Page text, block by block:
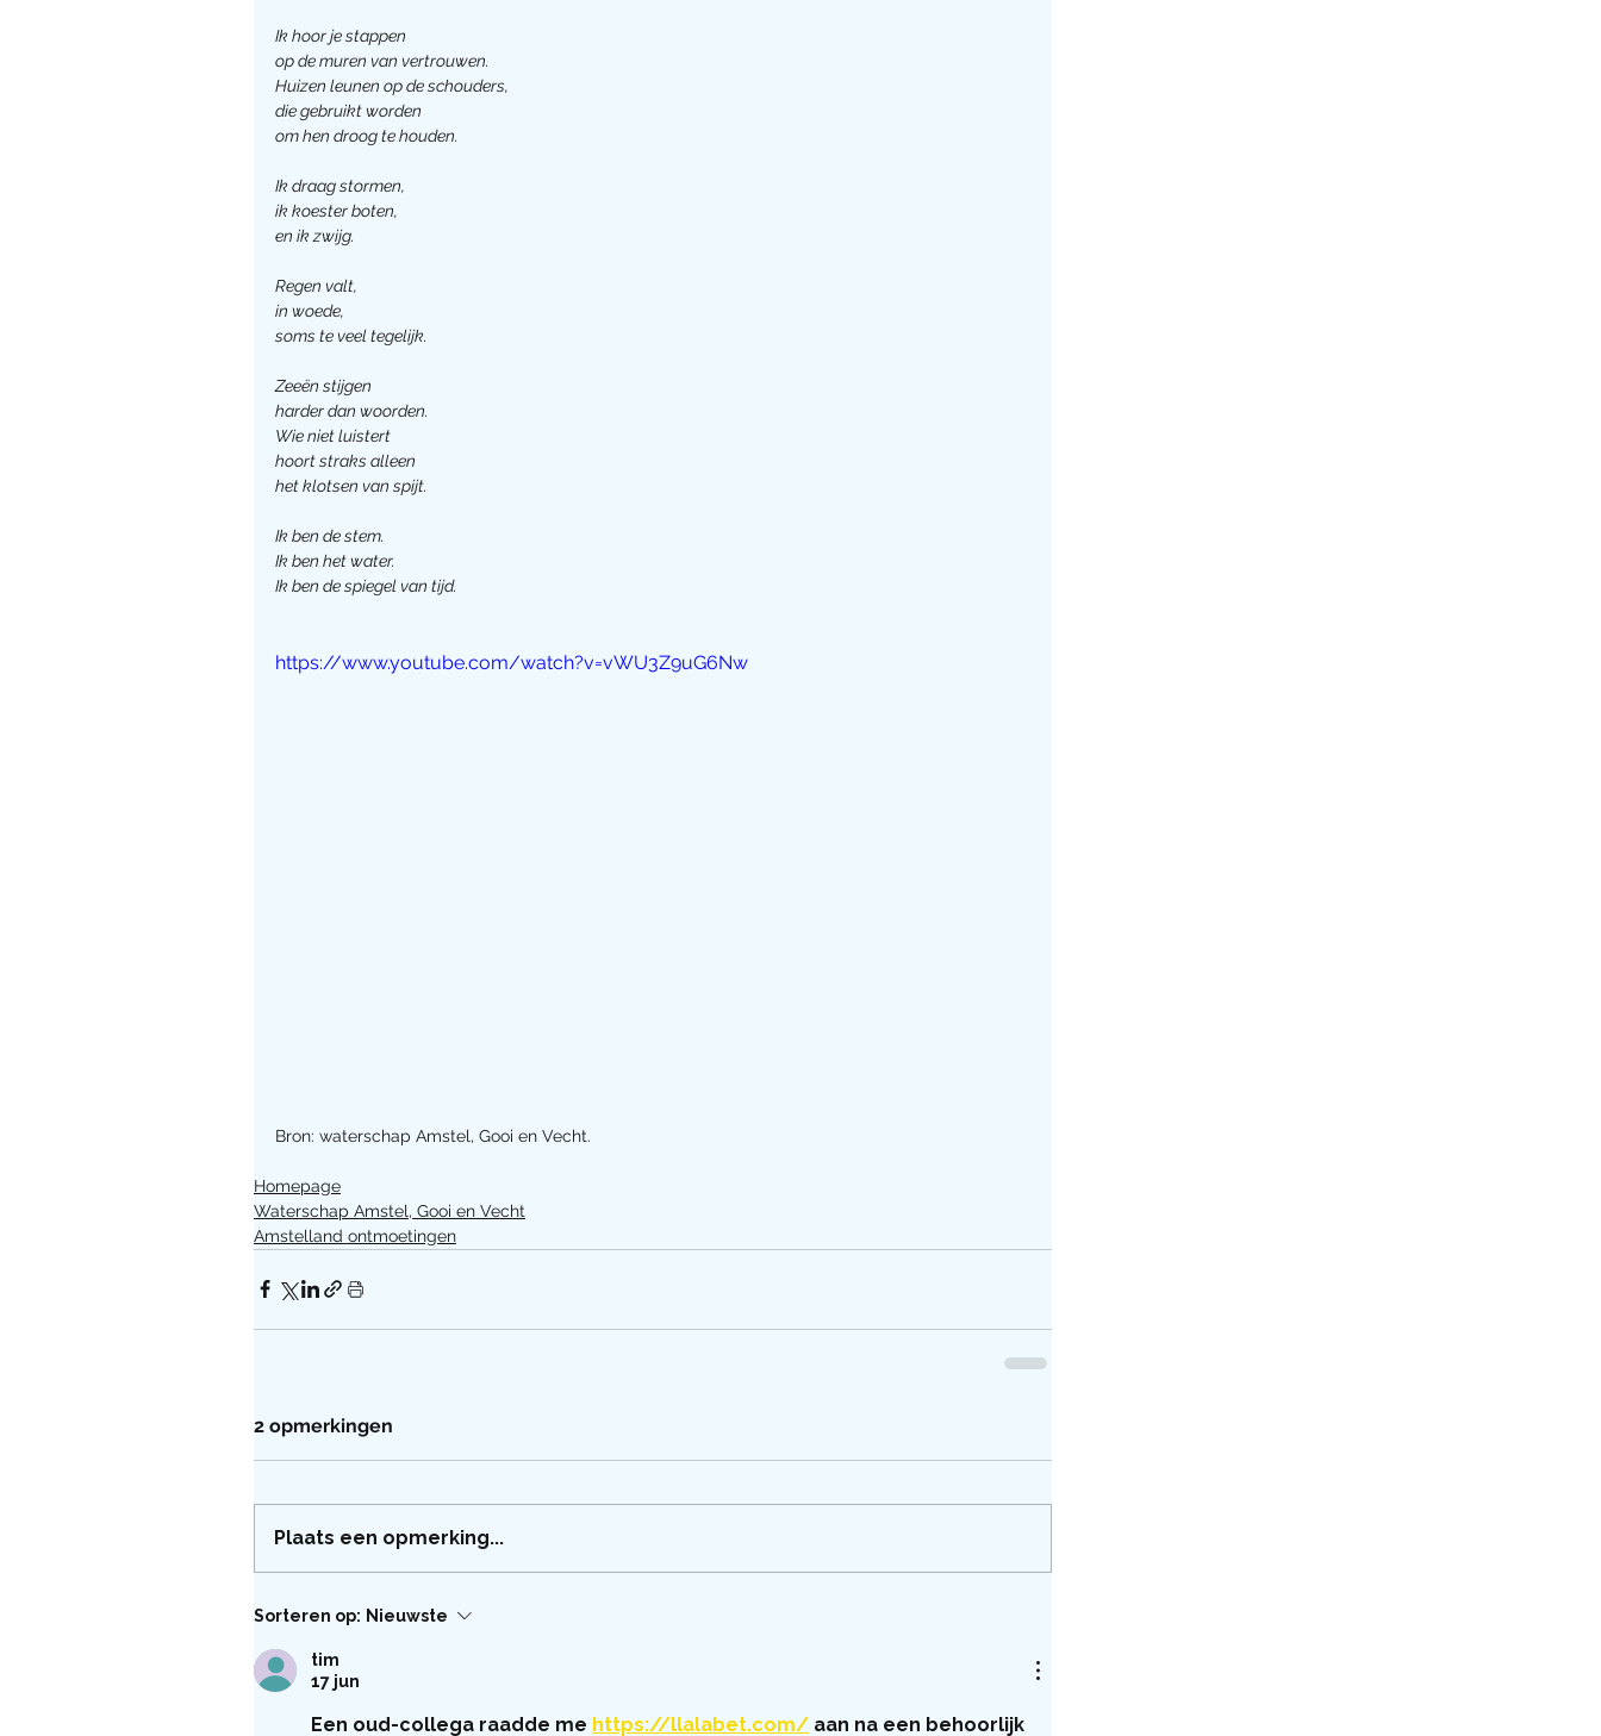
Ik hoor je stappen
op de muren van vertrouwen.
Huizen leunen op de schouders,
die gebruikt worden
om hen droog te houden.
Ik draag stormen,
ik koester boten,
en ik zwijg.
Regen valt,
in woede,
soms te veel tegelijk.
Zeeën stijgen
harder dan woorden.
Wie niet luistert
hoort straks alleen
het klotsen van spijt.
Ik ben de stem.
Ik ben het water.
Ik ben de spiegel van tijd.
https://www.youtube.com/watch?v=vWU3Z9uG6Nw
Bron: waterschap Amstel, Gooi en Vecht.
Homepage
Waterschap Amstel, Gooi en Vecht
Amstelland ontmoetingen
2 opmerkingen
Plaats een opmerking...
Sorteren op: Nieuwste
tim
17 jun
Een oud-collega raadde me https://llalabet.com/ aan na een behoorlijk